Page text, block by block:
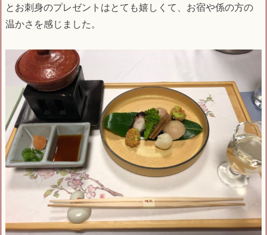
とお刺身のプレゼントはとても嬉しくて、お宿や係の方の
温かさを感じました。